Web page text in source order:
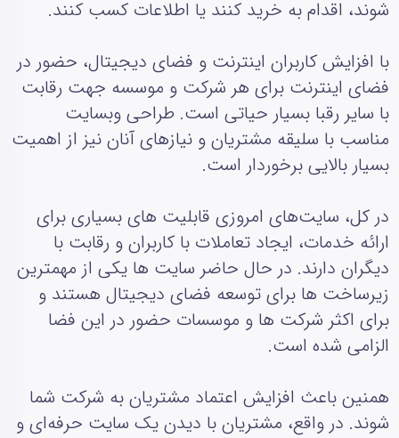
شوند، اقدام به خرید کنند یا اطلاعات کسب کنند.
با افزایش کاربران اینترنت و فضای دیجیتال، حضور در
فضای اینترنت برای هر شرکت و موسسه جهت رقابت
با سایر رقبا بسیار حیاتی است. طراحی وبسایت
مناسب با سلیقه مشتریان و نیازهای آنان نیز از اهمیت
بسیار بالایی برخوردار است.
در کل، سایت‌های امروزی قابلیت‌ های بسیاری برای
ارائه خدمات، ایجاد تعاملات با کاربران و رقابت با
دیگران دارند. در حال حاضر سایت‌ ها یکی از مهمترین
زیرساخت‌ ها برای توسعه فضای دیجیتال هستند و
برای اکثر شرکت‌ ها و موسسات حضور در این فضا
الزامی شده است.
همنین باعث افزایش اعتماد مشتریان به شرکت شما
شوند. در واقع، مشتریان با دیدن یک سایت حرفه‌ای و